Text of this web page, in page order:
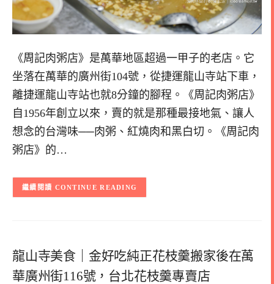
《周記肉粥店》是萬華地區超過一甲子的老店。它
坐落在萬華的廣州街104號，從捷運龍山寺站下車，
離捷運龍山寺站也就8分鐘的腳程。《周記肉粥店》
自1956年創立以來，賣的就是那種最接地氣、讓人
想念的台灣味──肉粥、紅燒肉和黑白切。《周記肉
粥店》的…
CONTINUE READING
龍山寺美食｜金好吃純正花枝羹搬家後在萬
華廣州街116號，台北花枝羹專賣店